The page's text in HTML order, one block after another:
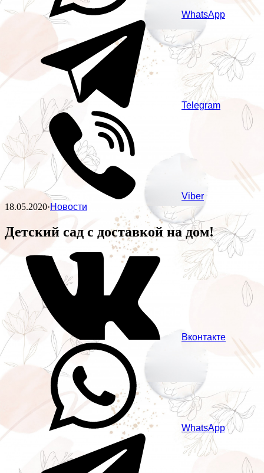
WhatsApp
Telegram
Viber
18.05.2020·Новости
Детский сад с доставкой на дом!
Вконтакте
WhatsApp